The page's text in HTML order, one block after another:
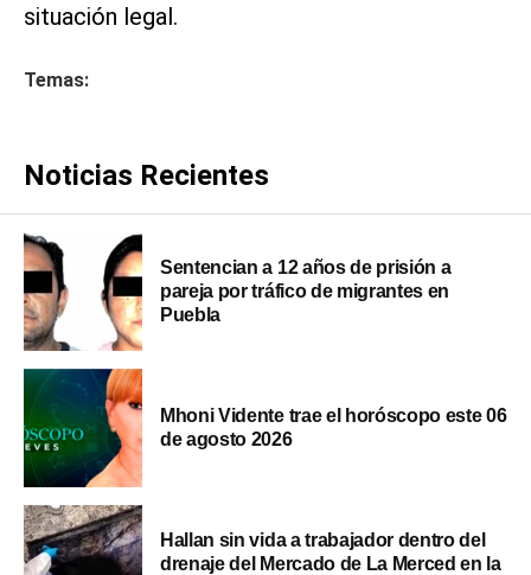
situación legal.
Temas:
Noticias Recientes
Sentencian a 12 años de prisión a
pareja por tráfico de migrantes en
Puebla
Mhoni Vidente trae el horóscopo este 06
de agosto 2026
Hallan sin vida a trabajador dentro del
drenaje del Mercado de La Merced en la